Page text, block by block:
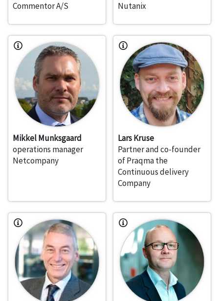
Commentor A/S
Nutanix
Mikkel Munksgaard
operations manager
Netcompany
Lars Kruse
Partner and co-founder
of Praqma the
Continuous delivery
Company